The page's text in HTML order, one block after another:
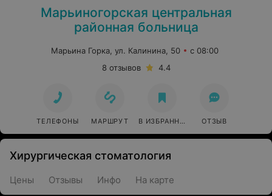
Марьиногорская центральная
районная больница
Марьина Горка, ул. Калинина, 50
с 08:00
8 отзывов
4.4
ТЕЛЕФОНЫ МАРШРУТ В ИЗБРАННОЕ ОТЗЫВ
Хирургическая стоматология
Цены Отзывы Инфо На карте